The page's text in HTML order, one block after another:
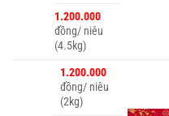
1.200.000
đồng/ niêu
(4.5kg)
1.200.000
đồng/ niêu
(2kg)